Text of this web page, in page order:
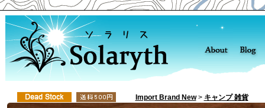
Import Brand New> キャンプ 雑貨